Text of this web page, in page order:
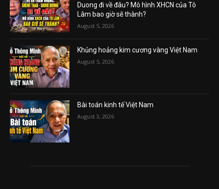
Duong đi về đâu? Mô hình XHCN của Tô
Lâm bao giờ sẽ thành?
August 5, 2026
Khủng hoảng kim cương vàng Việt Nam
August 5, 2026
Bài toán kinh tế Việt Nam
August 3, 2026